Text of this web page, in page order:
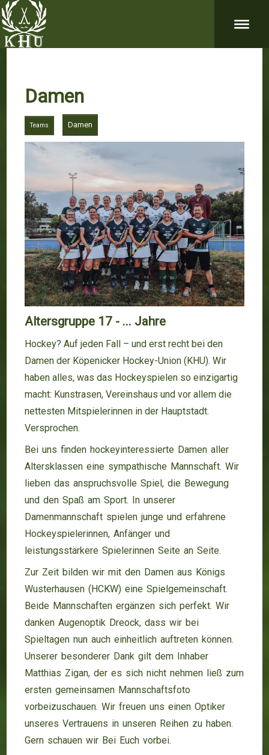
Damen
Teams Damen
Altersgruppe 17 - ... Jahre
Hockey? Auf jeden Fall – und erst recht bei den
Damen der Köpenicker Hockey-Union (KHU). Wir
haben alles, was das Hockeyspielen so einzigartig
macht: Kunstrasen, Vereinshaus und vor allem die
nettesten Mitspielerinnen in der Hauptstadt.
Versprochen.
Bei uns finden hockeyinteressierte Damen aller
Altersklassen eine sympathische Mannschaft. Wir
lieben das anspruchsvolle Spiel, die Bewegung
und den Spaß am Sport. In unserer
Damenmannschaft spielen junge und erfahrene
Hockeyspielerinnen, Anfänger und
leistungsstärkere Spielerinnen Seite an Seite.
Zur Zeit bilden wir mit den Damen aus Königs
Wusterhausen (HCKW) eine Spielgemeinschaft.
Beide Mannschaften ergänzen sich perfekt. Wir
dankenAugenoptik Dreock, dass wir bei
Spieltagen nun auch einheitlich auftreten können.
Unserer besonderer Dank gilt dem Inhaber
Matthias Zigan, der es sich nicht nehmen ließ zum
ersten gemeinsamen Mannschaftsfoto
vorbeizuschauen. Wir freuen uns einen Optiker
unseres Vertrauens in unseren Reihen zu haben.
Gern schauen wir Bei Euch vorbei.